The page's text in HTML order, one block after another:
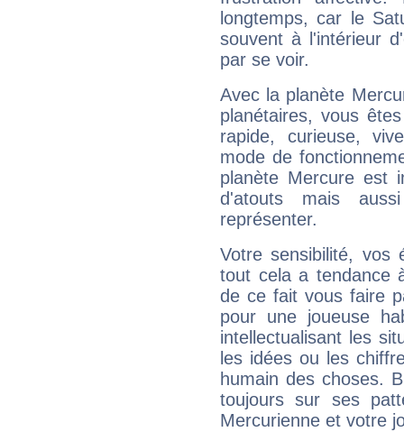
longtemps, car le
souvent à l'intérieur
par se voir.
Avec la planète
planétaires, vous
rapide, curieuse,
mode de
planète Mercure est
d'atouts mais
représenter.
Votre sensibilité,
tout cela a tendance
de ce fait vous faire
pour une joueuse
intellectualisant les
les idées ou les
humain des choses.
toujours sur ses
Mercurienne et votre